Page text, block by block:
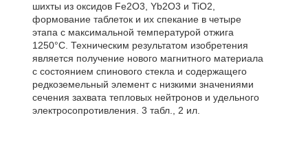
шихты из оксидов Fe2O3, Yb2O3 и TiO2,
формование таблеток и их спекание в четыре
этапа с максимальной температурой отжига
1250°С. Техническим результатом изобретения
является получение нового магнитного материала
с состоянием спинового стекла и содержащего
редкоземельный элемент с низкими значениями
сечения захвата тепловых нейтронов и удельного
электросопротивления. 3 табл., 2 ил.